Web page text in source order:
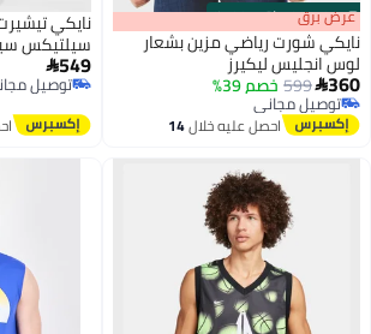
00m:00s
·باقي 100% عرض برق
نايكي شورت رياضي مزين بشعار
لوس انجليس ليكيرز
360
599خصم 39%
توصيل مجاني
توصيل مجانياحصل عليه خلال14
نايكي
سيلتيكس
549
توصيل
توصيل